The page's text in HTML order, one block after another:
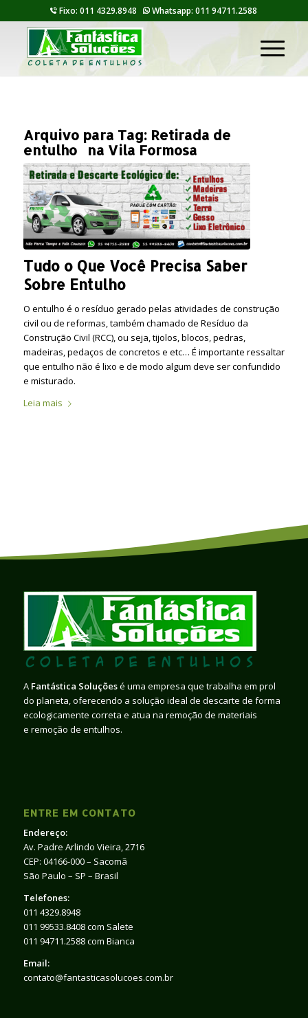
Fixo: 011 4329.8948 Whatsapp: 011 94711.2588
Arquivo para Tag: Retirada de
entulho na Vila Formosa
Tudo o Que Você Precisa Saber
Sobre Entulho
O entulho é o resíduo gerado pelas atividades de construção
civil ou de reformas, também chamado de Resíduo da
Construção Civil (RCC), ou seja, tijolos, blocos, pedras,
madeiras, pedaços de concretos e etc… É importante ressaltar
que entulho não é lixo e de modo algum deve ser confundido
e misturado.
Leia mais
A Fantástica Soluçõesé uma empresa que trabalha em prol
do planeta, oferecendo a solução ideal de descarte de forma
ecologicamente correta e atua na remoção de materiais
e remoção de entulhos.
ENTRE EM CONTATO
Endereço:
Av. Padre Arlindo Vieira, 2716
CEP: 04166-000 – Sacomã
São Paulo – SP – Brasil
Telefones:
011 4329.8948
011 99533.8408 com Salete
011 94711.2588 com Bianca
Email:
contato@fantasticasolucoes.com.br